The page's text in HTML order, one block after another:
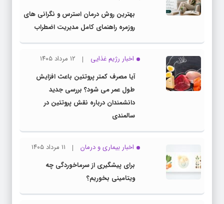
بهترین روش درمان استرس و نگرانی های
روزمره راهنمای کامل مدیریت اضطراب
اخبار رژیم غذایی
۱۲ مرداد ۱۴۰۵
آیا مصرف کمتر پروتئین باعث افزایش
طول عمر می شود؟ بررسی جدید
دانشمندان درباره نقش پروتئین در
سالمندی
اخبار بیماری و درمان
۱۱ مرداد ۱۴۰۵
برای پیشگیری از سرماخوردگی چه
ویتامینی بخوریم؟